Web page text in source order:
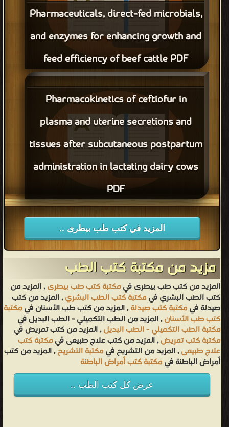
Pharmaceuticals, direct-fed microbials,
and enzymes for enhancing growth and
feed efficiency of beef cattle PDF
قراءة و تحميل كتاب Pharmaceuticals, direct-fed microbials,
and enzymes for enhancing growth and feed efficiency of beef
cattle PDF مجانا
Pharmacokinetics of ceftiofur in
plasma and uterine secretions and
tissues after subcutaneous postpartum
administration in lactating dairy cows
PDF
قراءة و تحميل كتاب Pharmacokinetics of ceftiofur in plasma
and uterine secretions and tissues after subcutaneous
postpartum administration in lactating dairy cows PDF مجانا
المزيد في كتب طب بيطرى ..
مزيد من مكتبة كتب الطب
المزيد من كتب طب بيطرى فيمكتبة كتب طب بيطرى, المزيد من
كتب الطب البشري فيمكتبة كتب الطب البشري, المزيد من كتب
صيدلة فيمكتبة كتب صيدلة, المزيد من كتب طب الأسنان فيمكتبة
كتب طب الأسنان, المزيد من الطب التكميلي - الطب البديل في
مكتبة الطب التكميلي - الطب البديل, المزيد من كتب تمريض في
مكتبة كتب تمريض, المزيد من كتب علاج طبيعى فيمكتبة كتب
علاج طبيعى, المزيد من التشريح فيمكتبة التشريح, المزيد من كتب
أمراض الباطنة فيمكتبة كتب أمراض الباطنة
عرض كل كتب الطب ..